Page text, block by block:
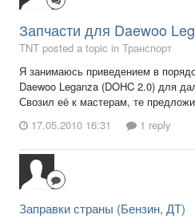
Запчасти для Daewoo
TNT posted a topic in Транспорт
Я занимаюсь приведением в
Daewoo Leganza (DOHC 2.0) для
Свозил её к мастерам, те
17.05.2010 16:31
1 reply
Заправки страны (Бензин, ДТ)